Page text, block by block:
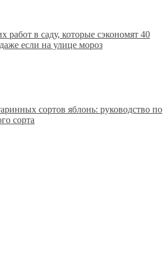
работ в саду, которые сэкономят 40
если на улице мороз
сортов яблонь: руководство по
сорта